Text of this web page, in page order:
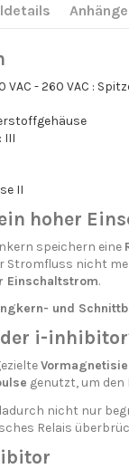
Anhänge
VAC - 260 VAC :
III
II
hoher
speichern eine
Stromfluss nicht
Einschaltstrom.
und
i-
genutzt, um den
nicht nur
Relais